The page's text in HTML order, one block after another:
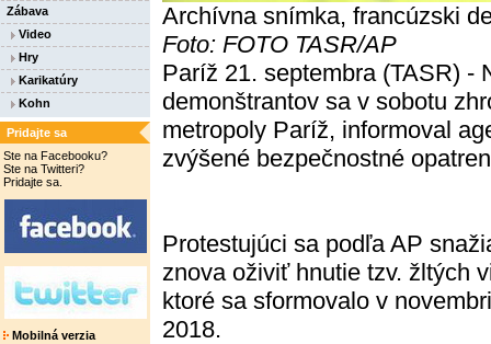
Zábava
Video
Hry
Karikatúry
Kohn
Pridajte sa
Ste na Facebooku?
Ste na Twitteri?
Pridajte sa.
Mobilná verzia
Archívna snímka, francúzski
Foto: FOTO TASR/AP
Paríž 21. septembra (TASR) -
demonštrantov sa v sobotu
metropoly Paríž, informoval
zvýšené bezpečnostné
Protestujúci sa podľa AP
znova oživiť hnutie tzv. žltých
ktoré sa sformovalo v novembri
2018.